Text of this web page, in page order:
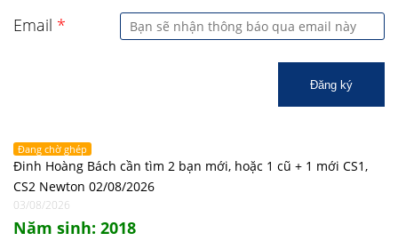
Email *
Đăng ký
Đang chờ ghép
Đinh Hoàng Bách cần tìm 2 bạn mới, hoặc 1 cũ + 1 mới CS1,
CS2 Newton 02/08/2026
03/08/2026
Năm sinh: 2018